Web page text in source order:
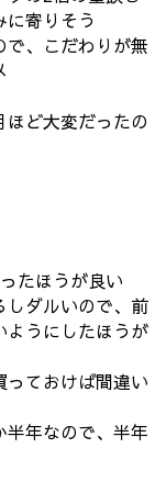
寄りそう
で、こだわりが無
ど大変だったの
たほうが良い
しダルいので、前
ようにしたほうが
っておけば間違い
年なので、半年